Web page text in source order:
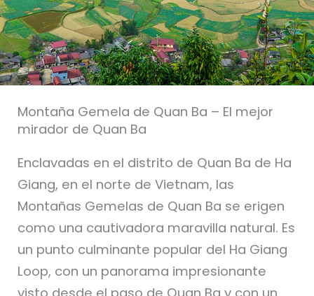
Montaña Gemela de Quan Ba – El mejor
mirador de Quan Ba
Enclavadas en el distrito de Quan Ba de Ha
Giang, en el norte de Vietnam, las
Montañas Gemelas de Quan Ba se erigen
como una cautivadora maravilla natural. Es
un punto culminante popular del Ha Giang
Loop, con un panorama impresionante